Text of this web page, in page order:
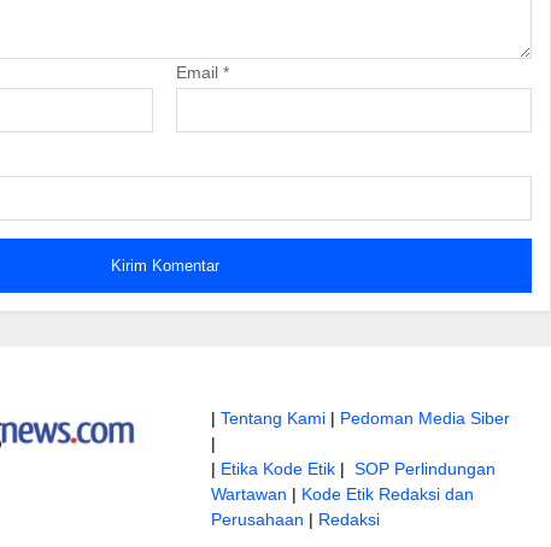
Email *
|Tentang Kami | Pedoman Media Siber
|
| Etika Kode Etik |SOP Perlindungan
Wartawan | Kode Etik Redaksi dan
Perusahaan | Redaksi
Subandi Harap Perda PJU
Tingkatkan Keamanan
Dua Jembatan di Gunung
Penyebabnya
dwinova katambungnews
3 April 2020